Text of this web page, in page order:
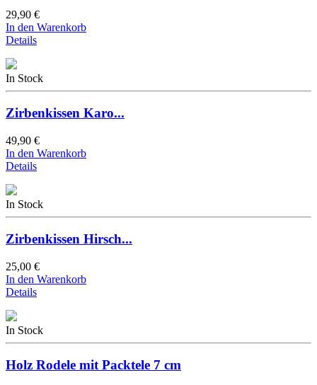
29,90 €
In den Warenkorb
Details
In Stock
Zirbenkissen Karo...
49,90 €
In den Warenkorb
Details
In Stock
Zirbenkissen Hirsch...
25,00 €
In den Warenkorb
Details
In Stock
Holz Rodele mit Packtele 7 cm